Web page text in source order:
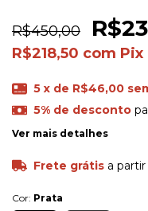
R$450,00
R$218,50 com Pix
5 x de R$46,00
5% de desconto
Ver mais detalhes
Frete grátis a
Cor: Prata